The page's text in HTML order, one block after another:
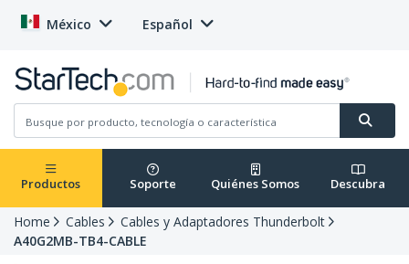
México Español
Productos Soporte Quiénes Somos Descubra
Home Cables
Cables y Adaptadores Thunderbolt
A40G2MB-TB4-CABLE